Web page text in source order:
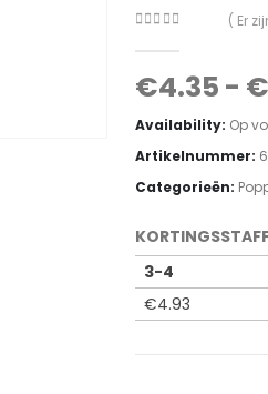
( Er
€4.35 - €
Availability: Op
Artikelnummer:
Categorieën:
3-4
€4.93